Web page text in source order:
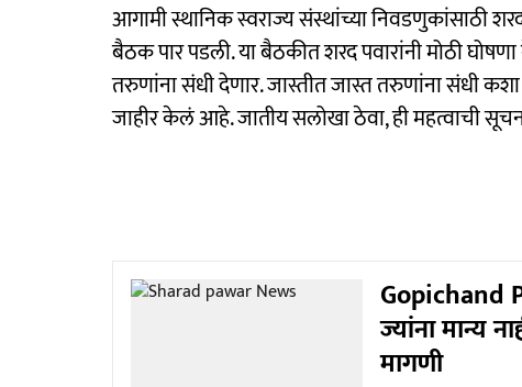
आगामी स्थानिक स्वराज्य संस्थांच्या निवडणुकांसाठी
बैठक पार पडली. या बैठकीत शरद पवारांनी मोठी
तरुणांना संधी देणार. जास्तीत जास्त तरुणांना संधी कशा
जाहीर केलं आहे. जातीय सलोखा ठेवा, ही महत्वाची
Gopichand
ज्यांना मान्य
मागणी